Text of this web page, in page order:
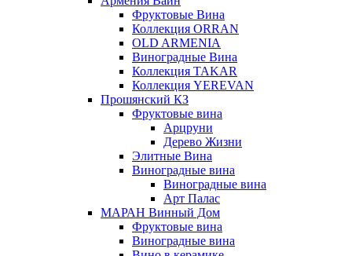
Фруктовые Вина
Коллекция ORRAN
OLD ARMENIA
Виноградные Вина
Коллекция TAKAR
Коллекция YEREVAN
Прошянский КЗ
Фруктовые вина
Арцруни
Дерево Жизни
Элитные Вина
Виноградные вина
Виноградные вина
Арт Палас
МАРАН Винный Дом
Фруктовые вина
Виноградные вина